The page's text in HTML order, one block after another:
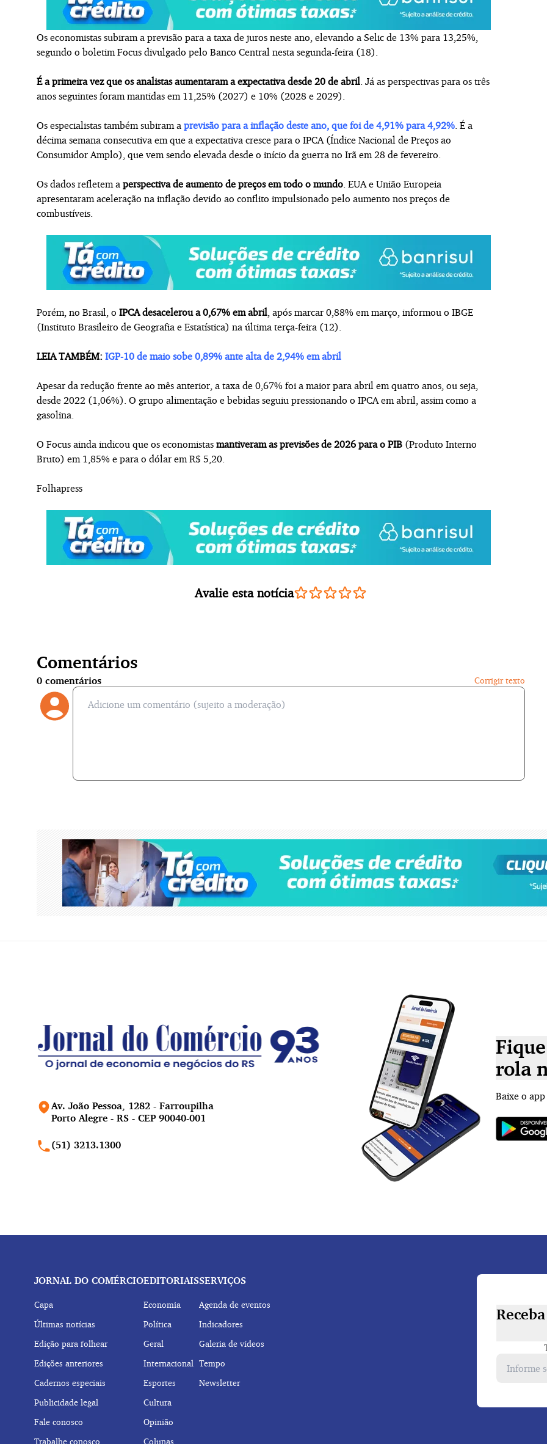
Os economistas subiram a previsão para a taxa de juros neste ano, elevando a Selic de 13% para 13,25%,
segundo o boletim Focus divulgado pelo Banco Central nesta segunda-feira (18).
É a primeira vez que os analistas aumentaram a expectativa desde 20 de abril. Já as perspectivas para os três
anos seguintes foram mantidas em 11,25% (2027) e 10% (2028 e 2029).
Os especialistas também subiram a previsão para a inflação deste ano, que foi de 4,91% para 4,92%. É a
décima semana consecutiva em que a expectativa cresce para o IPCA (Índice Nacional de Preços ao
Consumidor Amplo), que vem sendo elevada desde o início da guerra no Irã em 28 de fevereiro.
Os dados refletem a perspectiva de aumento de preços em todo o mundo. EUA e União Europeia
apresentaram aceleração na inflação devido ao conflito impulsionado pelo aumento nos preços de
combustíveis.
Porém, no Brasil, o IPCA desacelerou a 0,67% em abril, após marcar 0,88% em março, informou o IBGE
(Instituto Brasileiro de Geografia e Estatística) na última terça-feira (12).
LEIA TAMBÉM: IGP-10 de maio sobe 0,89% ante alta de 2,94% em abril
Apesar da redução frente ao mês anterior, a taxa de 0,67% foi a maior para abril em quatro anos, ou seja,
desde 2022 (1,06%). O grupo alimentação e bebidas seguiu pressionando o IPCA em abril, assim como a
gasolina.
O Focus ainda indicou que os economistas mantiveram as previsões de 2026 para o PIB (Produto Interno
Bruto) em 1,85% e para o dólar em R$ 5,20.
Folhapress
Avalie esta notícia
Comentários
0 comentários Corrigir texto
Av. João Pessoa, 1282 - Farroupilha
Porto Alegre - RS - CEP 90040-001
(51) 3213.1300
rola
Baixe o
JORNAL DO COMÉRCIO
Capa
Últimas notícias
Edição para folhear
Edições anteriores
Cadernos especiais
Publicidade legal
Fale conosco
Trabalhe conosco
EDITORIAIS
Economia
Política
Geral
Internacional
Esportes
Cultura
Opinião
Colunas
SERVIÇOS
Agenda de eventos
Indicadores
Galeria de vídeos
Tempo
Newsletter